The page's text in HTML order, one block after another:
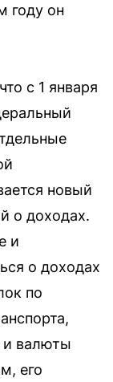
году он
с 1 января
новый
о доходах.
и
о доходах
по
и валюты
его